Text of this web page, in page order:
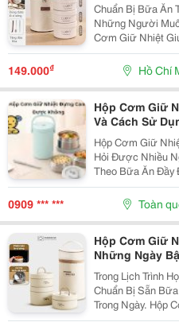
Chuẩn Bị Bữa Ăn
Những Người
Cơm Giữ Nhiệt
Kèm Gọn Gàng,
Văn Phòng Hoặc
Số Ngăn...
149.000₫ Hồ Chí
Hộp Cơm Giữ
Và Cách Sử
Hộp Cơm Giữ
Hỏi Được Nhiều
Theo Bữa Ăn Đầy
Học. So Với Cơm
Có Nhiều Nước
Khả Năng Giữ...
0909 *** *** Toàn
Hộp Cơm Giữ
Những Ngày
Trong Lịch Trình
Chuẩn Bị Sẵn
Trong Ngày. Hộp
Hỗ Trợ Mang